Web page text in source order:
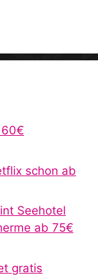
schon ab
Seehotel
ab 75€
gratis